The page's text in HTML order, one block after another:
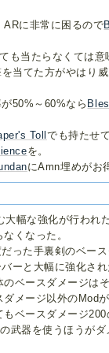
ARに非常に困るので
も当たらなくては意
当てた方がやはり
50%～60%なら
Tollでも持たせ
を。
にAmn埋めがお
大幅な強化が行われ
くなった。
った手裏剣のベー
ーと大幅に強化され
ベースダメージは
メージ以外のMod
もベースダメージ
武器を使うほうがダ